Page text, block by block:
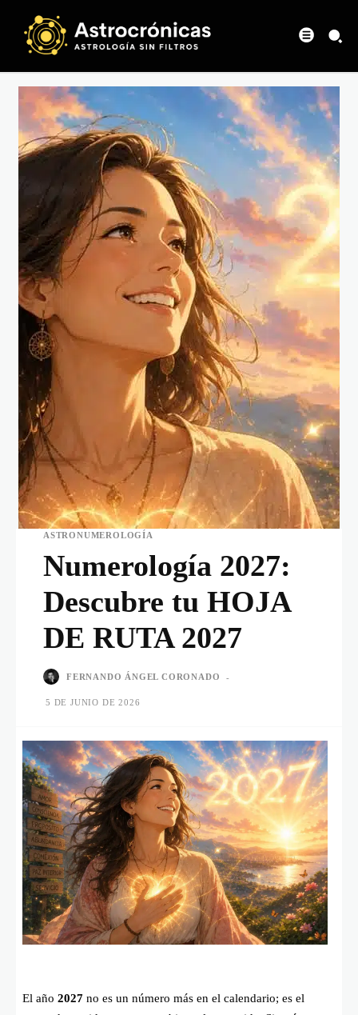
ASTRONUMEROLOGÍA
Numerología 2027:
Descubre tu HOJA
DE RUTA 2027
FERNANDO ÁNGEL CORONADO -
5 DE JUNIO DE 2026
El año 2027 no es un número más en el calendario; es el